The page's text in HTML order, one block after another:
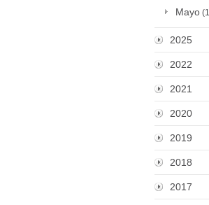
Mayo
2025
2022
2021
2020
2019
2018
2017